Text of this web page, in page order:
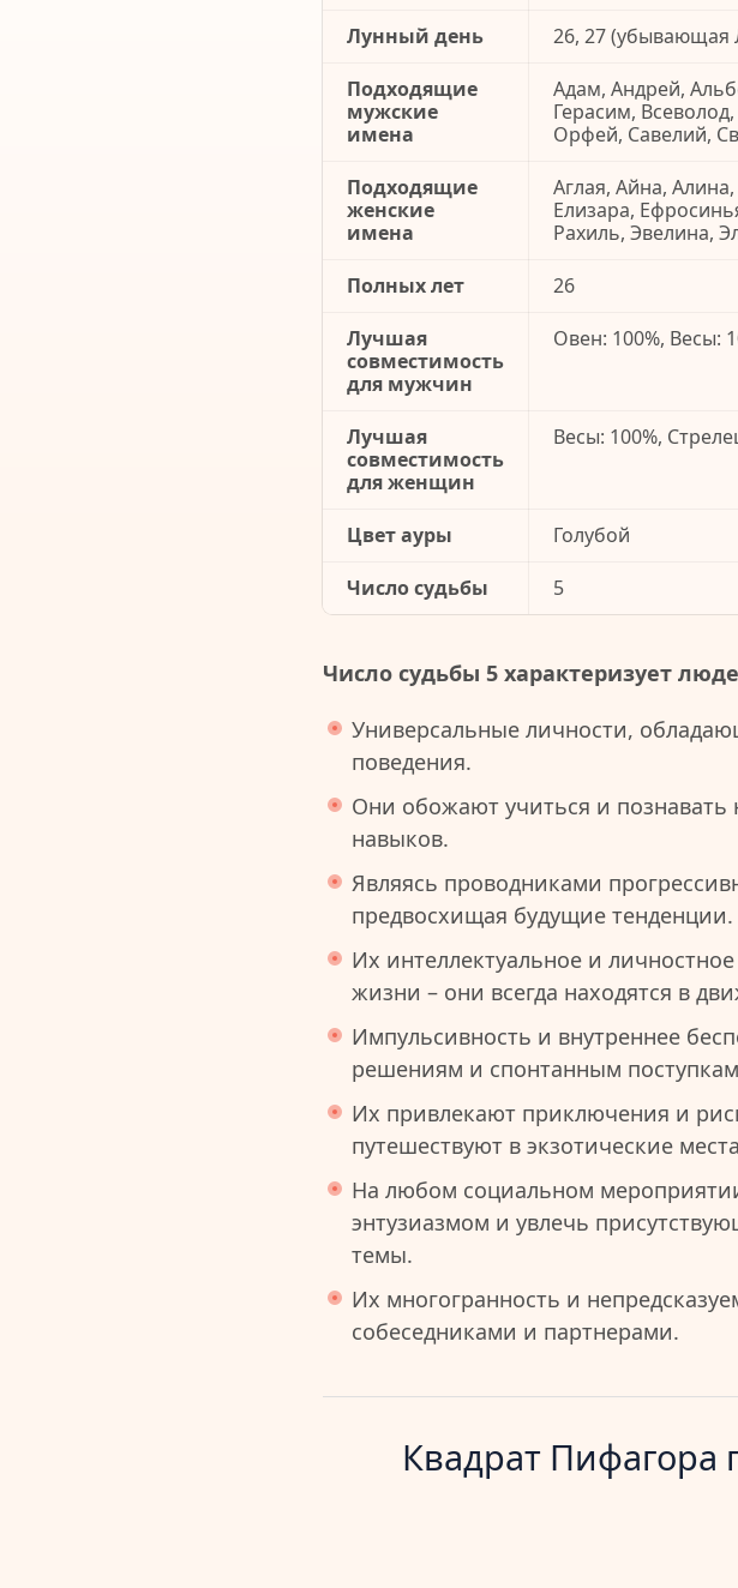
Лунный день
26, 27 (убывающая
Подходящие
мужские
имена
Адам, Андрей,
Герасим,
Орфей, Савелий,
Подходящие
женские
имена
Аглая, Айна,
Елизара,
Рахиль, Эвелина,
Полных лет
26
Лучшая
совместимость
для мужчин
Овен: 100%, Весы:
Лучшая
совместимость
для женщин
Весы: 100%,
Цвет ауры
Голубой
Число судьбы
5
Число судьбы 5 характеризует
Универсальные личности,
поведения.
Они обожают учиться и познавать
навыков.
Являясь проводниками
предвосхищая будущие тенденции.
Их интеллектуальное и
жизни – они всегда находятся в
Импульсивность и внутреннее
решениям и спонтанным
Их привлекают приключения и
путешествуют в экзотические
На любом социальном
энтузиазмом и увлечь
темы.
Их многогранность и
собеседниками и партнерами.
Квадрат Пифагора